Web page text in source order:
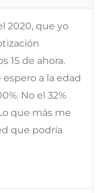
2020, que yo
15 de ahora.
a la edad
No el 32%
que más me
que podría